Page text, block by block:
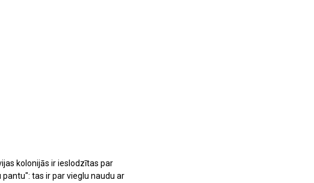
kolonijās ir ieslodzītas par
tas ir par vieglu naudu ar